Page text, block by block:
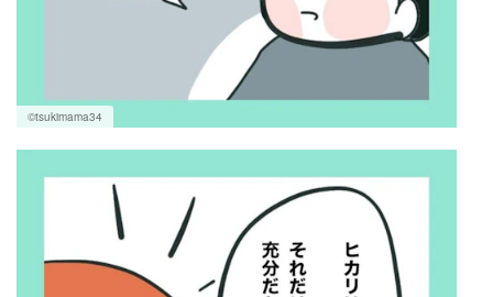
©tsukimama34